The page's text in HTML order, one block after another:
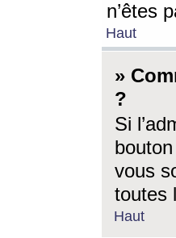
n’êtes
Haut
»
?
Si
vous
toutes
Haut